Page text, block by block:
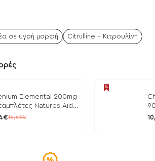
σε υγρή μορφή Citrulline - Κιτρουλίνη
Elemental 200mg
Natures Aid
16,63€
/